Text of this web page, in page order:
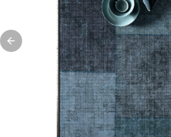
Previous slide